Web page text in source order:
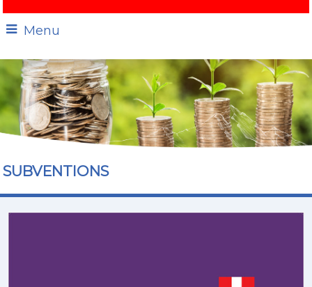
Menu
SUBVENTIONS